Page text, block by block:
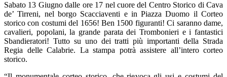
Sabato 13 Giugno dalle ore 17 nel cuore del Centro Storico di Cava
de’ Tirreni, nel borgo Scacciaventi e in Piazza Duomo il Corteo
storico con costumi del 1656! Ben 1500 figuranti! Ci saranno dame,
cavalieri, popolani, la grande parata dei Trombonieri e i fantastici
Sbandieratori! Tutto su uno dei tratti più importanti della Strada
Regia delle Calabrie. La stampa potrà assistere all’intero corteo
storico.